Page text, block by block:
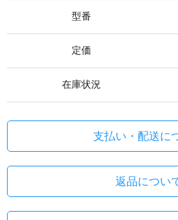
型番
定価
在庫状況
支払い・配送に
返品につい